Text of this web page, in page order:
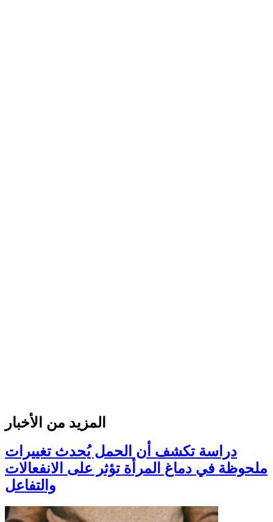
المزيد من الأخبار
دراسة تكشف أن الحمل يُحدث تغييرات
ملحوظة في دماغ المرأة تؤثر على الانفعالات
والتفاعل